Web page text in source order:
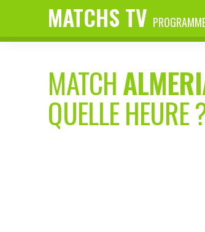
MATCHS TV
MATCH
QUELLE HEURE